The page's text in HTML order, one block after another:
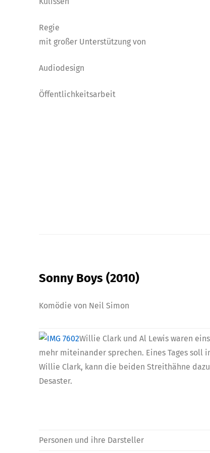
Regie
mit großer Unterstützung von
Audiodesign
Öffentlichkeitsarbeit
Sonny Boys (2010)
Komödie von Neil Simon
Willie Clark und Al Lewis waren
mehr miteinander sprechen. Eines Tages soll
Willie Clark, kann die beiden Streithähne
Desaster.
Personen und ihre Darsteller